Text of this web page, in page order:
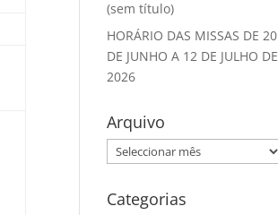
(sem título)
HORÁRIO DAS MISSAS DE 20
DE JUNHO A 12 DE JULHO DE
2026
Arquivo
Arquivo
Categorias